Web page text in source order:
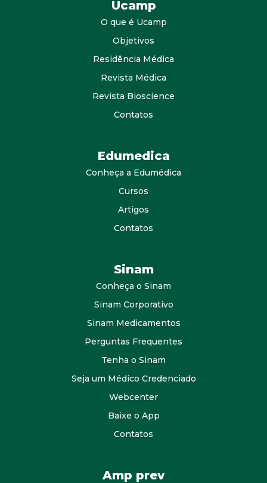
Ucamp
O que é Ucamp
Objetivos
Residência Médica
Revista Médica
Revista Bioscience
Contatos
Edumedica
Conheça a Edumédica
Cursos
Artigos
Contatos
Sinam
Conheça o Sinam
Sinam Corporativo
Sinam Medicamentos
Perguntas Frequentes
Tenha o Sinam
Seja um Médico Credenciado
Webcenter
Baixe o App
Contatos
Amp prev